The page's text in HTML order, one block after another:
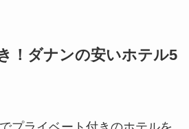
！ダナンの安いホテル5